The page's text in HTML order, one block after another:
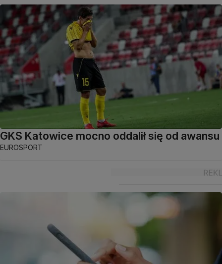
GKS Katowice mocno oddalił się od awansu
EUROSPORT